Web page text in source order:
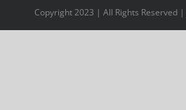
Copyright 2023 | All Rights Reserved |